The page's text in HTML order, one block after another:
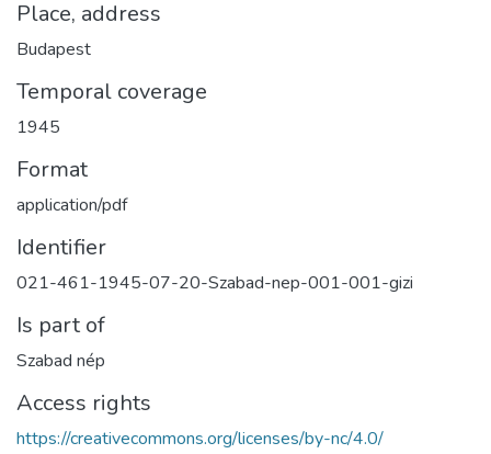
Place, address
Budapest
Temporal coverage
1945
Format
application/pdf
Identifier
021-461-1945-07-20-Szabad-nep-001-001-gizi
Is part of
Szabad nép
Access rights
https://creativecommons.org/licenses/by-nc/4.0/